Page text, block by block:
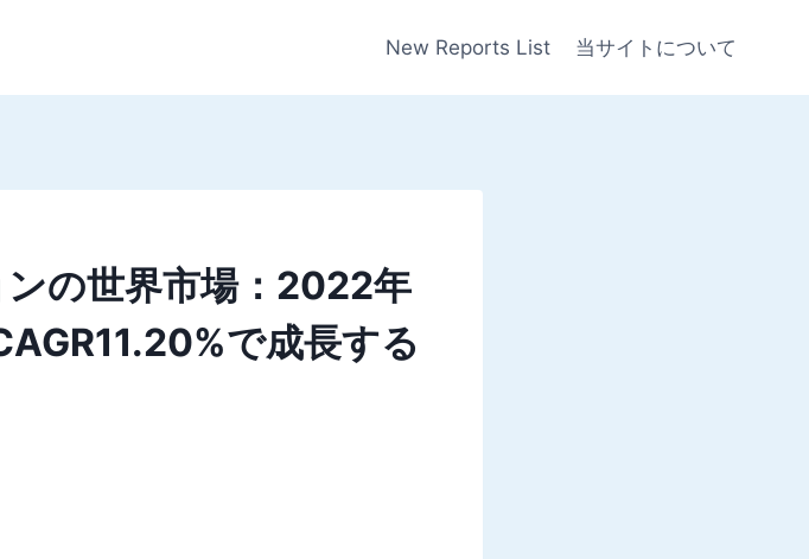
New Reports List 当サイトについて
の世界市場：2022年
で成長する